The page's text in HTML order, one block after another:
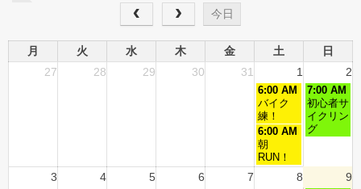
今日
月 火 水 木 金 土
日
27
28 29 30 31 1 2
6:00 AM
バイク
練！
7:00 AM
初心者サ
イクリン
グ
6:00 AM
朝
RUN！
3 4 5 6 7 8 9